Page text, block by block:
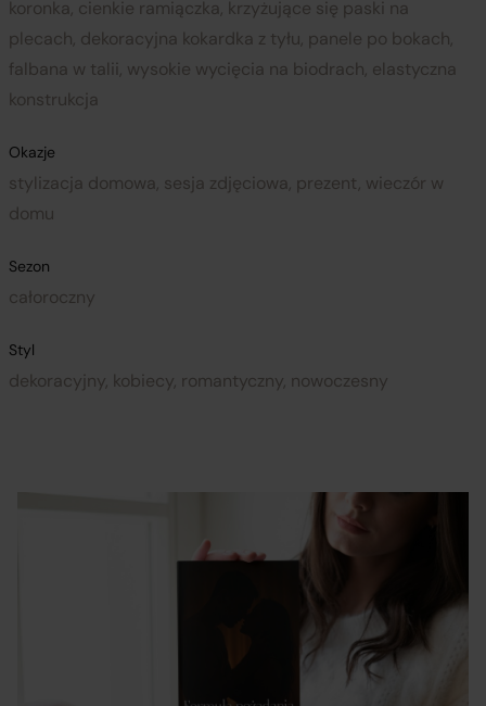
koronka, cienkie ramiączka, krzyżujące się paski na
plecach, dekoracyjna kokardka z tyłu, panele po bokach,
falbana w talii, wysokie wycięcia na biodrach, elastyczna
konstrukcja
Okazje
stylizacja domowa, sesja zdjęciowa, prezent, wieczór w
domu
Sezon
całoroczny
Styl
dekoracyjny, kobiecy, romantyczny, nowoczesny